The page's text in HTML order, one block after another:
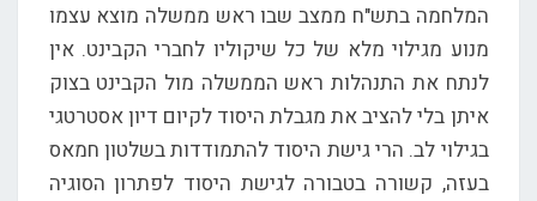
המלחמה בתש"ח ממצב שבו ראש ממשלה מוצא עצמו
מנוע מגילוי מלא של כל שיקוליו לחברי הקבינט. אין
לנתח את התנהלות ראש הממשלה מול הקבינט בצוק
איתן בלי להציב את מגבלת היסוד לקיום דיון אסטרטגי
בגילוי לב. הרי גישת היסוד להתמודדות בשלטון חמאס
בעזה, קשורה בטבורה לגישת היסוד לפתרון הסוגיה